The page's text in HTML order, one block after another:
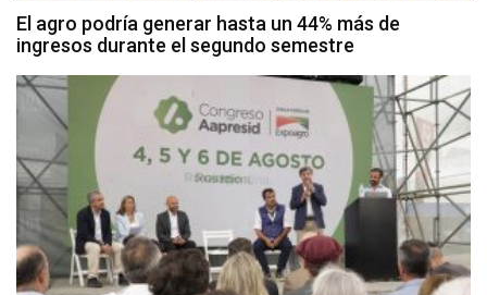
El agro podría generar hasta un 44% más de
ingresos durante el segundo semestre